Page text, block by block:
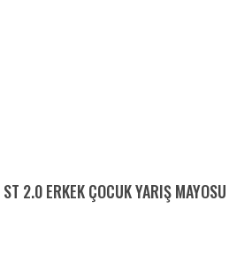
2.0 ERKEK ÇOCUK YARIŞ MAYOSU